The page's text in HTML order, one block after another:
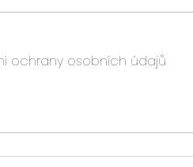
ochrany osobních údajů